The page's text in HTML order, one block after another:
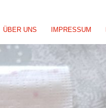
ÜBER UNS IMPRESSUM